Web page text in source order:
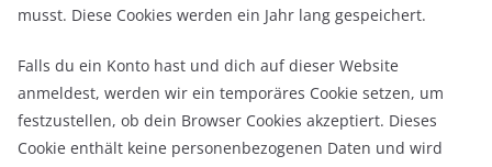
musst. Diese Cookies werden ein Jahr lang gespeichert.
Falls du ein Konto hast und dich auf dieser Website
anmeldest, werden wir ein temporäres Cookie setzen, um
festzustellen, ob dein Browser Cookies akzeptiert. Dieses
Cookie enthält keine personenbezogenen Daten und wird